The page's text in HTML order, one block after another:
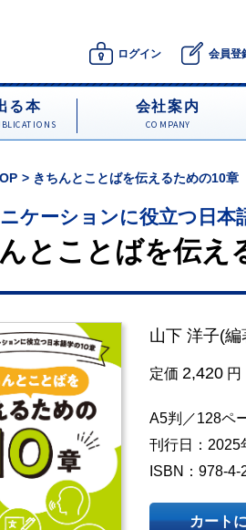
ログイン 会員登
る本 会社案内
COMPANY
きちんとことばを伝えるための10章
ケーションに役立つ日本
とことばを伝え
山下 洋子(編
定価 2,420 円
A5判／128ペ
刊行日：2025
ISBN：978-
カート